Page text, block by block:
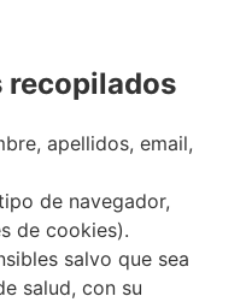
recopilados
apellidos, email,
de navegador,
de cookies).
salvo que sea
salud, con su